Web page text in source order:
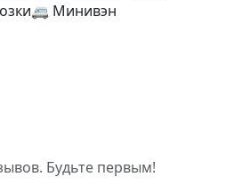
🚐 Минивэн
Будьте первым!